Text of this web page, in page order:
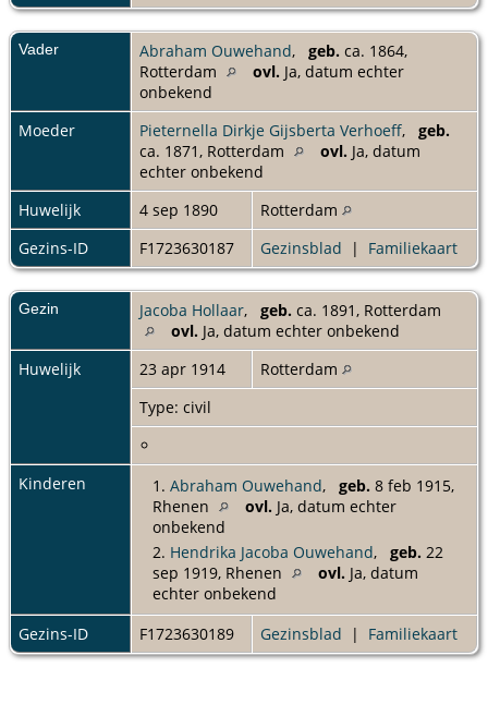
Vader Abraham Ouwehand, geb. ca. 1864,
Rotterdam
ovl. Ja, datum echter
onbekend
Moeder
Pieternella Dirkje Gijsberta Verhoeff, geb.
ca. 1871, Rotterdam
ovl. Ja, datum
echter onbekend
Huwelijk
4 sep 1890
Rotterdam
Gezins-ID
F1723630187 Gezinsblad | Familiekaart
Gezin Jacoba Hollaar, geb. ca. 1891, Rotterdam
ovl. Ja, datum echter onbekend
Huwelijk
23 apr 1914
Rotterdam
Type: civil
Kinderen 1. Abraham Ouwehand, geb. 8 feb 1915,
Rhenen
ovl. Ja, datum echter
onbekend
2. Hendrika Jacoba Ouwehand, geb. 22
sep 1919, Rhenen
ovl. Ja, datum
echter onbekend
Gezins-ID
F1723630189 Gezinsblad | Familiekaart